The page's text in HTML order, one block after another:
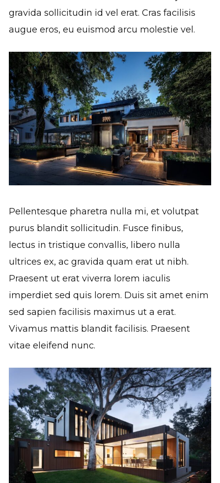
gravida sollicitudin id vel erat. Cras facilisis
augue eros, eu euismod arcu molestie vel.
Pellentesque pharetra nulla mi, et volutpat
purus blandit sollicitudin. Fusce finibus,
lectus in tristique convallis, libero nulla
ultrices ex, ac gravida quam erat ut nibh.
Praesent ut erat viverra lorem iaculis
imperdiet sed quis lorem. Duis sit amet enim
sed sapien facilisis maximus ut a erat.
Vivamus mattis blandit facilisis. Praesent
vitae eleifend nunc.